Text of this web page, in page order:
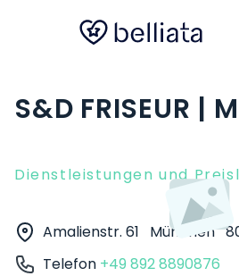
S&D FRISEUR |
Dienstleistungen und
Amalienstr. 61 München
Telefon +49 892 8890876